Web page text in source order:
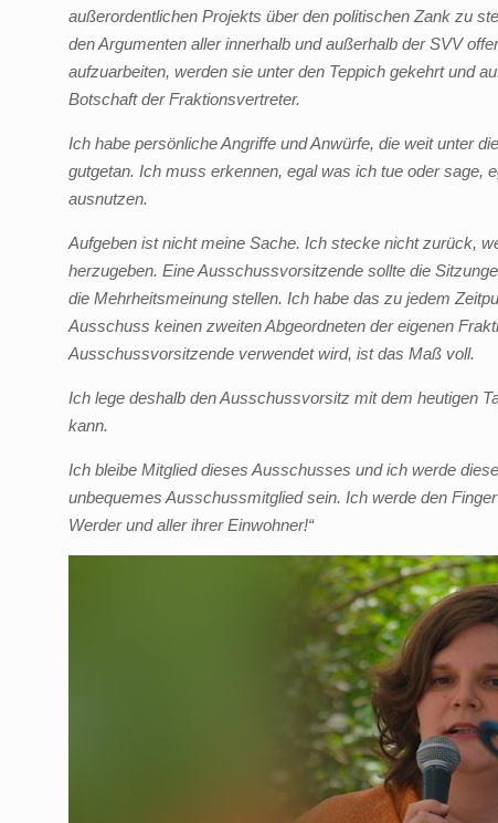
außerordentlichen Projekts über den politischen Zank zu
den Argumenten aller innerhalb und außerhalb der SVV
aufzuarbeiten, werden sie unter den Teppich gekehrt und
Botschaft der Fraktionsvertreter.
Ich habe persönliche Angriffe und Anwürfe, die weit unter
gutgetan. Ich muss erkennen, egal was ich tue oder sage,
ausnutzen.
Aufgeben ist nicht meine Sache. Ich stecke nicht zurück,
herzugeben. Eine Ausschussvorsitzende sollte die
die Mehrheitsmeinung stellen. Ich habe das zu jedem
Ausschuss keinen zweiten Abgeordneten der eigenen
Ausschussvorsitzende verwendet wird, ist das Maß voll.
Ich lege deshalb den Ausschussvorsitz mit dem heutigen
kann.
Ich bleibe Mitglied dieses Ausschusses und ich werde
unbequemes Ausschussmitglied sein. Ich werde den
Werder und aller ihrer Einwohner!“